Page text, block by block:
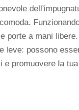
porte a mani
leve: possono
e promuovere la